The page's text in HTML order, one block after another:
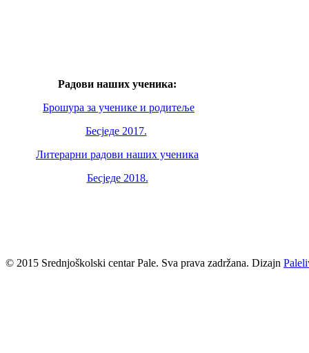
Радови наших ученика:
Брошура за ученике и родитеље
Бесједе 2017.
Литерарни радови наших ученика
Бесједе 2018.
© 2015 Srednjoškolski centar Pale. Sva prava zadržana. Dizajn